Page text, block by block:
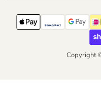
Copyright